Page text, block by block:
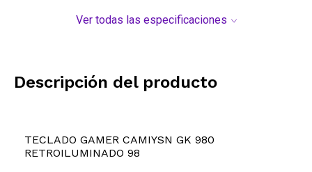
Ver todas las especificaciones
Descripción del producto
TECLADO GAMER CAMIYSN GK 980
RETROILUMINADO 98